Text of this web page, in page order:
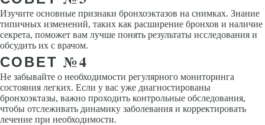
Изучите основные признаки бронхоэктазов на снимках. Знание
типичных изменений, таких как расширение бронхов и наличие
секрета, поможет вам лучше понять результаты исследования и
обсудить их с врачом.
СОВЕТ №4
Не забывайте о необходимости регулярного мониторинга
состояния легких. Если у вас уже диагностированы
бронхоэктазы, важно проходить контрольные обследования,
чтобы отслеживать динамику заболевания и корректировать
лечение при необходимости.